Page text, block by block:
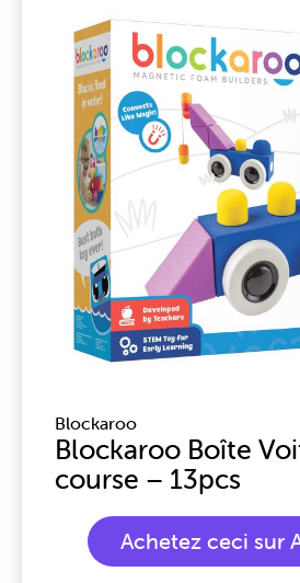
Blockaroo
Blockaroo Boîte
course – 13pcs
Achetez ceci sur